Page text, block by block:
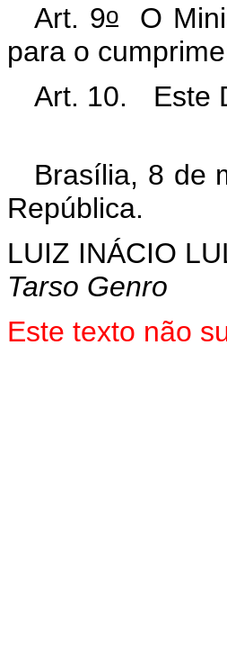
Art. 9o O
para o
Art. 10. Este
Brasília, 8 de
República.
LUIZ INÁCIO
Tarso Genro
Este texto não